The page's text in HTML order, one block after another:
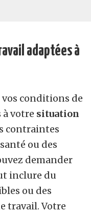
adaptées à
vos conditions de
votre situation
contraintes
ou des
demander
inclure du
ou des
travail. Votre